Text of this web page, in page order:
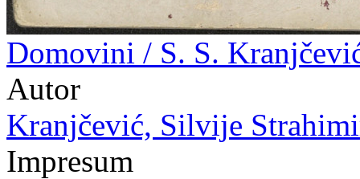
Domovini / S. S.
Autor
Kranjčević, Silvije
Impresum